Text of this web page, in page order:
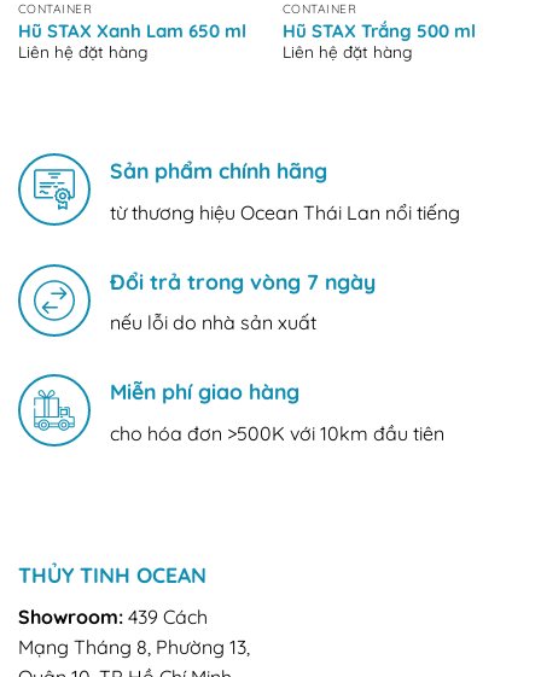
CONTAINER
Hũ STAX Xanh Lam 650 ml
Liên hệ đặt hàng
CONTAINER
Hũ STAX Trắng 500 ml
Liên hệ đặt hàng
Sản phẩm chính hãng
từ thương hiệu Ocean Thái Lan nổi tiếng
Đổi trả trong vòng 7 ngày
nếu lỗi do nhà sản xuất
Miễn phí giao hàng
cho hóa đơn >500K với 10km đầu tiên
THỦY TINH OCEAN
Showroom: 439 Cách
Mạng Tháng 8, Phường 13,